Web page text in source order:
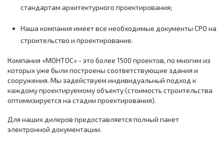
стандартам архитектурного проектирования;
Наша компания имеет все необходимые документы СРО на
строительство и проектирование.
Компания «МОНТОС» - это более 1500 проектов, по многим из
которых уже были построены соответствующие здания и
сооружения. Мы задействуем индивидуальный подход к
каждому проектируемому объекту (стоимость строительства
оптимизируется на стадии проектирования).
Для наших дилеров предоставляется полный пакет
электронной документации.